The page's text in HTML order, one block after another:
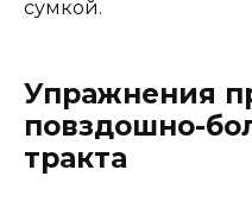
сумкой.
Упражнения
повздошно-
тракта